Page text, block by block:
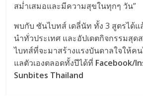
สม่ำเสมอและมีความสุขในทุกๆ วัน”
พบกับ ซันไบทส์ เดลี่นัท ทั้ง 3 สูตรได้
นำทั่วประเทศ และอัปเดตกิจกรรมสุด
ไบทส์ที่จะมาสร้างแรงบันดาลใจให้ค
แลตัวเองตลอดทั้งปีได้ที่ Facebook/
Sunbites Thailand